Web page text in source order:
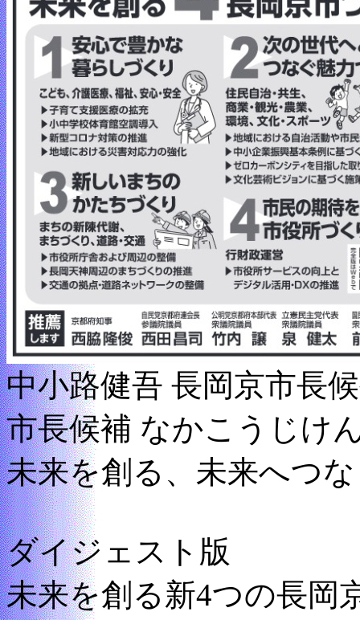
中小路健吾 長岡京市長
市長候補 なかこうじけ
未来を創る、未来へつ
ダイジェスト版
未来を創る新4つの長岡